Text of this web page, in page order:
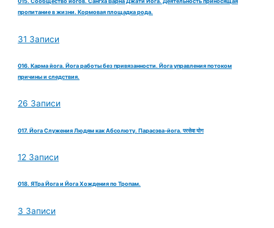
пропитание в жизни. Кормовая площадка рода.
31 Записи
016. Карма йога. Йога работы без привязанности. Йога управления потоком
причины и следствия.
26 Записи
017. Йога Служения Людям как Абсолюту. Парасэва-йога. परसेवा योग
12 Записи
018. ЯТра Йога и Йога Хождения по Тропам.
3 Записи